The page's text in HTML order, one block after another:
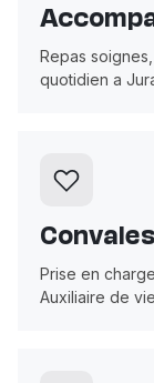
Repas
quotidien a
Prise en
Auxiliaire de